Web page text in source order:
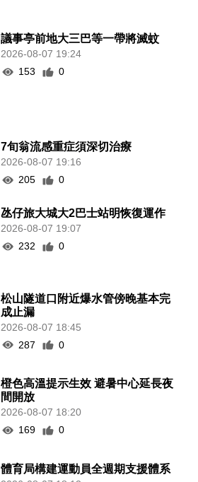
議事亭前地大三巴等一帶將滅蚊
2026-08-07 19:24
153
0
7旬翁流感重症須深切治療
2026-08-07 19:16
205
0
氹仔旅大城大2巴士站明恢復運作
2026-08-07 19:07
232
0
松山隧道口附近爆水管傍晚基本完
成止漏
2026-08-07 18:45
287
0
橙色高溫提示生效 避暑中心延長夜
間開放
2026-08-07 18:20
169
0
體育局構建運動員全週期支援體系